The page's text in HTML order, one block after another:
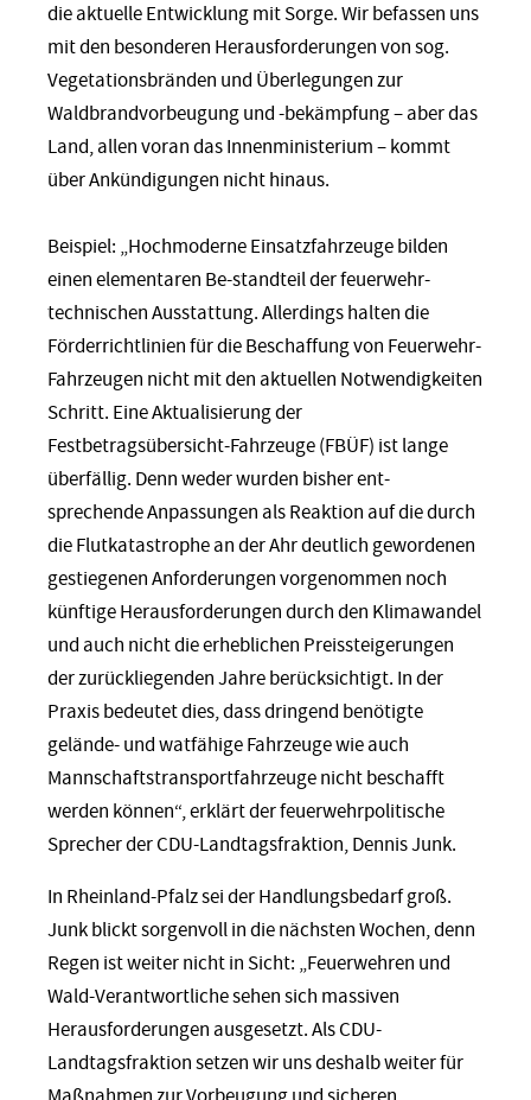
die aktuelle Entwicklung mit Sorge. Wir befassen uns
mit den besonderen Herausforderungen von sog.
Vegetationsbränden und Überlegungen zur
Waldbrandvorbeugung und -bekämpfung – aber das
Land, allen voran das Innenministerium – kommt
über Ankündigungen nicht hinaus.
Beispiel: „Hochmoderne Einsatzfahrzeuge bilden
einen elementaren Be-standteil der feuerwehr-
technischen Ausstattung. Allerdings halten die
Förderrichtlinien für die Beschaffung von Feuerwehr-
Fahrzeugen nicht mit den aktuellen Notwendigkeiten
Schritt. Eine Aktualisierung der
Festbetragsübersicht-Fahrzeuge (FBÜF) ist lange
überfällig. Denn weder wurden bisher ent-
sprechende Anpassungen als Reaktion auf die durch
die Flutkatastrophe an der Ahr deutlich gewordenen
gestiegenen Anforderungen vorgenommen noch
künftige Herausforderungen durch den Klimawandel
und auch nicht die erheblichen Preissteigerungen
der zurückliegenden Jahre berücksichtigt. In der
Praxis bedeutet dies, dass dringend benötigte
gelände- und watfähige Fahrzeuge wie auch
Mannschaftstransportfahrzeuge nicht beschafft
werden können“, erklärt der feuerwehrpolitische
Sprecher der CDU-Landtagsfraktion, Dennis Junk.
In Rheinland-Pfalz sei der Handlungsbedarf groß.
Junk blickt sorgenvoll in die nächsten Wochen, denn
Regen ist weiter nicht in Sicht: „Feuerwehren und
Wald-Verantwortliche sehen sich massiven
Herausforderungen ausgesetzt. Als CDU-
Landtagsfraktion setzen wir uns deshalb weiter für